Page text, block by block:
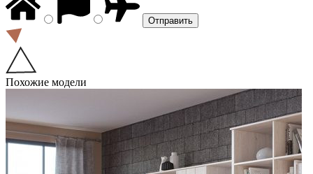
Похожие модели